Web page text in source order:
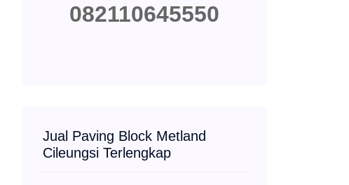
082110645550
Jual Paving Block Metland
Cileungsi Terlengkap